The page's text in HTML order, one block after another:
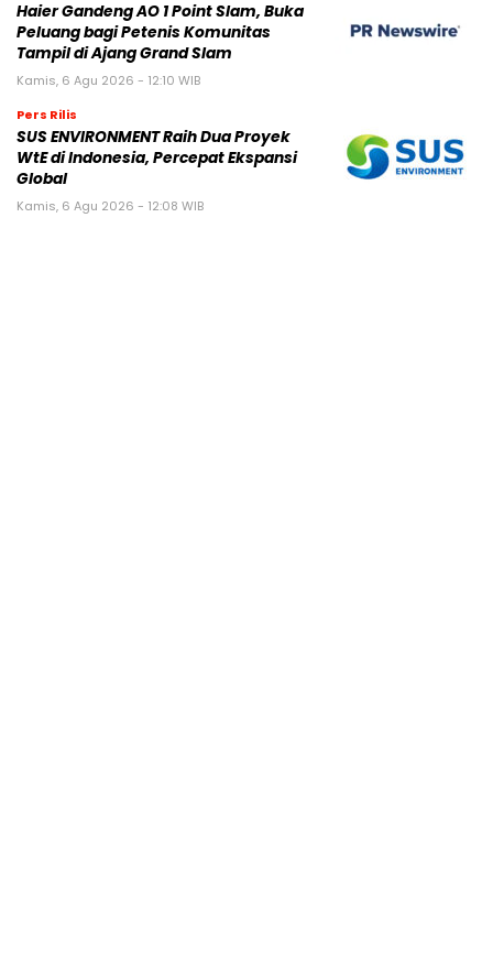
Haier Gandeng AO 1 Point Slam, Buka
Peluang bagi Petenis Komunitas
Tampil di Ajang Grand Slam
Kamis, 6 Agu 2026 - 12:10 WIB
Pers Rilis
SUS ENVIRONMENT Raih Dua Proyek
WtE di Indonesia, Percepat Ekspansi
Global
Kamis, 6 Agu 2026 - 12:08 WIB